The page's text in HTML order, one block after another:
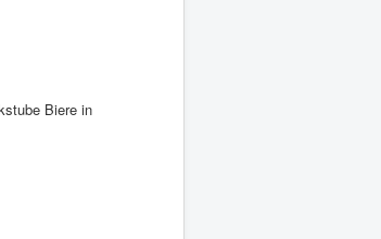
Biere in